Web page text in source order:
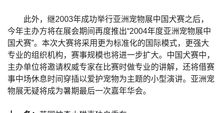
此外，继2003年成功举行亚洲宠物展中国犬赛之后，
今年主办方将在展会期间再度推出“2004年度亚洲宠物展中
国犬赛”。本次大赛将采用更为标准化的国际模式，更强大
专业的组织机构，赛事规模也将进一步扩大。中国犬赛中，
主办单位将邀请权威专家在比赛时做专业的讲解，还将借赛
事中场休息时间穿插以爱护宠物为主题的小型演讲。亚洲宠
物展无疑将成为暑期最后一次嘉年华会。